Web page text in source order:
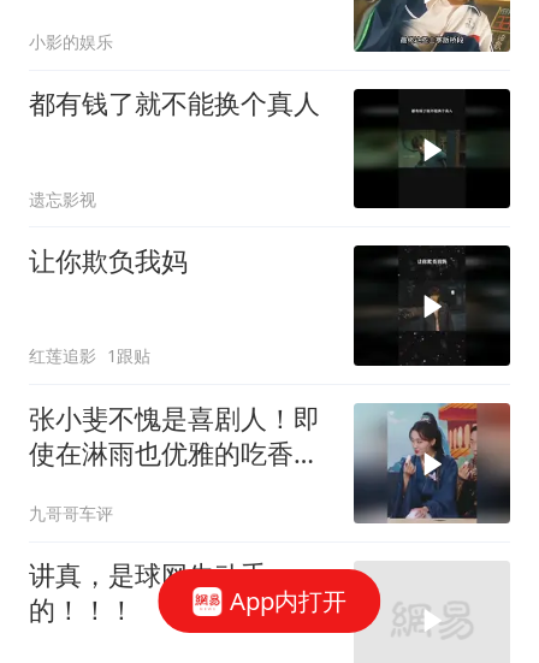
小影的娱乐
都有钱了就不能换个真人
遗忘影视
让你欺负我妈
红莲追影 1跟贴
张小斐不愧是喜剧人！即
使在淋雨也优雅的吃香
九哥哥车评
讲真，是球网先动手
的！！！
App内打开